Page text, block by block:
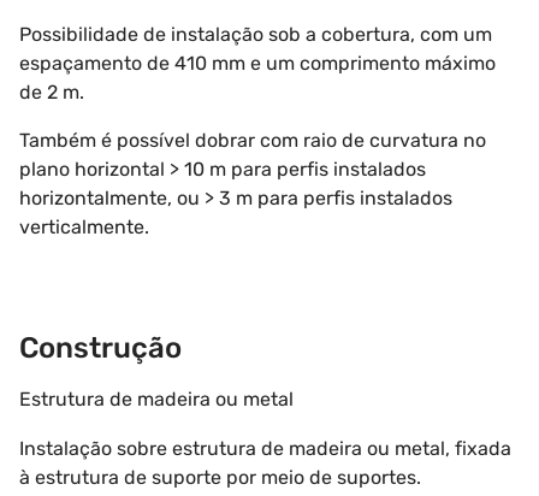
Possibilidade de instalação sob a cobertura, com um
espaçamento de 410 mm e um comprimento máximo
de 2 m.
Também é possível dobrar com raio de curvatura no
plano horizontal > 10 m para perfis instalados
horizontalmente, ou > 3 m para perfis instalados
verticalmente.
Construção
Estrutura de madeira ou metal
Instalação sobre estrutura de madeira ou metal, fixada
à estrutura de suporte por meio de suportes.